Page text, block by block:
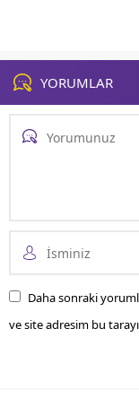
YORUMLAR
Daha sonraki
ve site adresim bu